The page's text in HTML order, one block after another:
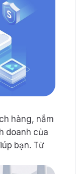
hàng, nắm
doanh của
bạn. Từ